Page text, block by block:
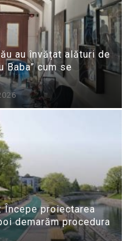
au învățat alături de
Baba” cum se
Începe proiectarea
demarăm procedura